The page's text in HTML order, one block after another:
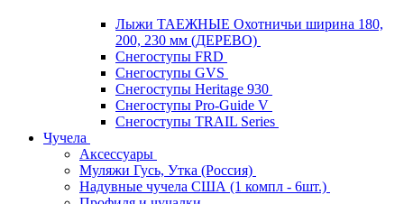
Лыжи ТАЕЖНЫЕ Охотничьи ширина 180,
200, 230 мм (ДЕРЕВО)
Снегоступы FRD
Снегоступы GVS
Снегоступы Heritage 930
Снегоступы Pro-Guide V
Снегоступы TRAIL Series
Чучела
Аксессуары
Муляжи Гусь, Утка (Россия)
Надувные чучела США (1 компл - 6шт.)